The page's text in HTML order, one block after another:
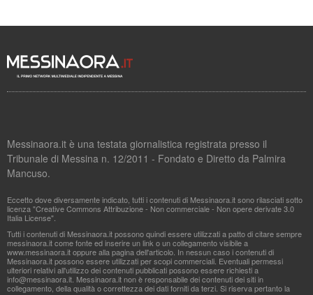
Messinaora.it è una testata giornalistica registrata presso il
Tribunale di Messina n. 12/2011 - Fondato e Diretto da Palmira
Mancuso.
Eccetto dove diversamente indicato, tutti i contenuti di Messinaora.it sono rilasciati sotto
licenza "Creative Commons Attribuzione - Non commerciale - Non opere derivate 3.0
Italia License".
Tutti i contenuti di Messinaora.it possono quindi essere utilizzati a patto di citare sempre
messinaora.it come fonte ed inserire un link o un collegamento visibile a
www.messinaora.it oppure alla pagina dell'articolo. In nessun caso i contenuti di
Messinaora.it possono essere utilizzati per scopi commerciali. Eventuali permessi
ulteriori relativi all'utilizzo dei contenuti pubblicati possono essere richiesti a
info@messinaora.it . Messinaora.it non è responsabile dei contenuti dei siti in
collegamento, della qualità o correttezza dei dati forniti da terzi. Si riserva pertanto la